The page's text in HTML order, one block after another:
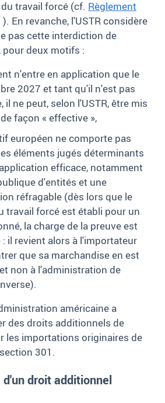
travail forcé (cf. Règlement
). En revanche, l'USTR considère
pas cette interdiction de
deux motifs :
n'entre en application que le
2027 et tant qu'il n'est pas
il ne peut, selon l'USTR, être mis
façon « effective »,
européen ne comporte pas
éléments jugés déterminants
efficace, notamment
d'entités et une
réfragable (dès lors que le
travail forcé est établi pour un
la charge de la preuve est
: il revient alors à l'importateur
que sa marchandise en est
non à l'administration de
américaine a
des droits additionnels de
les importations originaires de
301.
droit additionnel